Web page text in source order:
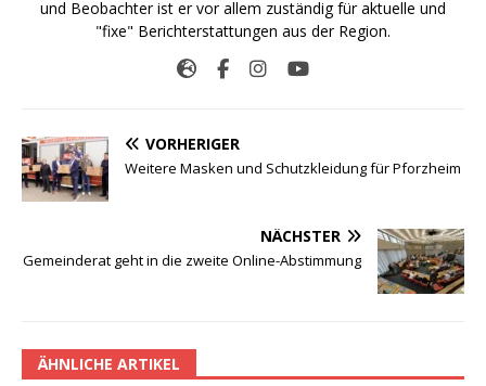
und Beobachter ist er vor allem zuständig für aktuelle und
"fixe" Berichterstattungen aus der Region.
VORHERIGER
Weitere Masken und Schutzkleidung für Pforzheim
NÄCHSTER
Gemeinderat geht in die zweite Online-Abstimmung
ÄHNLICHE ARTIKEL